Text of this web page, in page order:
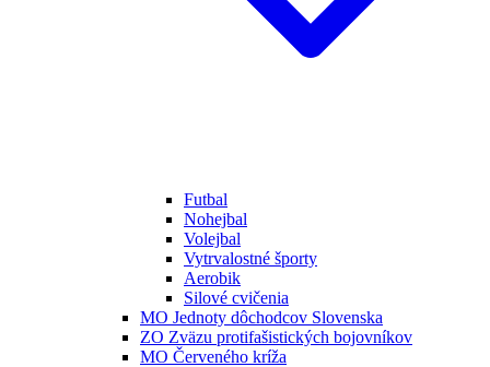
Futbal
Nohejbal
Volejbal
Vytrvalostné športy
Aerobik
Silové cvičenia
MO Jednoty dôchodcov Slovenska
ZO Zväzu protifašistických bojovníkov
MO Červeného kríža